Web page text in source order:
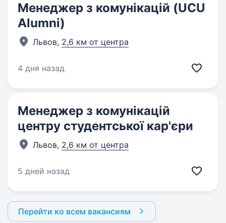
Менеджер з комунікацій (UCU
Alumni)
Львов, 2,6 км от центра
4 дня назад
Менеджер з комунікацій
центру студентської кар'єри
Львов, 2,6 км от центра
5 дней назад
Перейти ко всем вакансиям